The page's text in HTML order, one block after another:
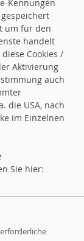
Vorstand
Kennungen
um für den
handelt
Cookies /
Aktivierung
auch
die USA, nach
im Einzelnen
Sie hier: